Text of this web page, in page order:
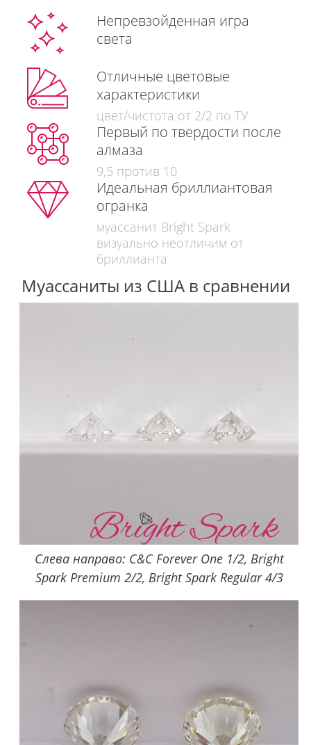
Непревзойденная игра
света
Отличные цветовые
характеристики
цвет/чистота от 2/2 по ТУ
Первый по твердости после
алмаза
9,5 против 10
Идеальная бриллиантовая
огранка
муассанит Bright Spark
визуально неотличим от
бриллианта
Муассаниты из США в сравнении
Слева направо: C&C Forever One 1/2, Bright
Spark Premium 2/2, Bright Spark Regular 4/3